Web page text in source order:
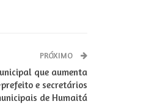
PRÓXIMO
que aumenta
e secretários
de Humaitá